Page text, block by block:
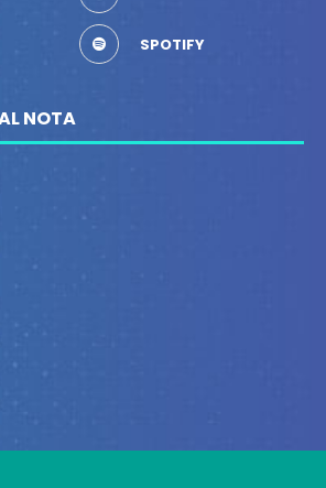
SPOTIFY
NOTA